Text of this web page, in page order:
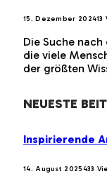
15. Dezember 202413
Die Suche nach
die viele
der größten
NEUESTE
Inspirierende
14. August 2025433